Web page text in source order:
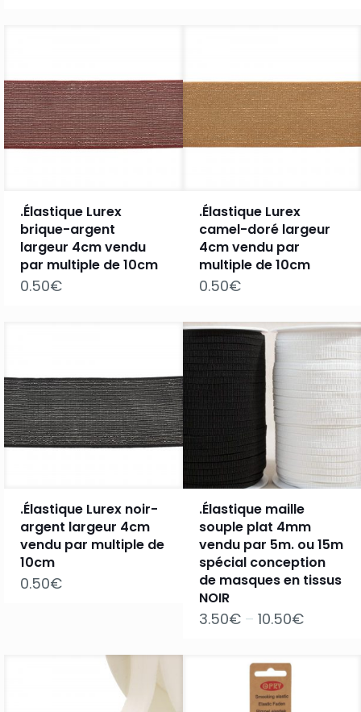
.Élastique Lurex
brique-argent
largeur 4cm vendu
par multiple de 10cm
0.50€
.Élastique Lurex
camel-doré largeur
4cm vendu par
multiple de 10cm
0.50€
.Élastique Lurex noir-
argent largeur 4cm
vendu par multiple de
10cm
0.50€
.Élastique maille
souple plat 4mm
vendu par 5m. ou 15m
spécial conception
de masques en tissus
NOIR
3.50€– 10.50€